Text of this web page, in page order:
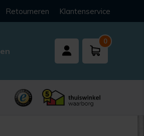
Retourneren Klantenservice
0